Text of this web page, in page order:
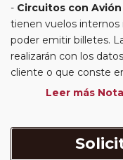
Circuitos con
tienen vuelos internos
poder emitir billetes.
realizarán con los
cliente o que conste
reserva y emitido el
billete. No nos
generados de
Leer más